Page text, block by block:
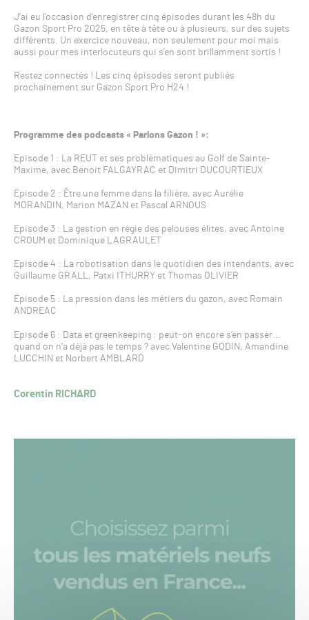
J’ai eu l’occasion d’enregistrer cinq épisodes durant les 48h du
Gazon Sport Pro 2025, en tête à tête ou à plusieurs, sur des sujets
différents. Un exercice nouveau, non seulement pour moi mais
aussi pour mes interlocuteurs qui s’en sont brillamment sortis !
Restez connectés ! Les cinq épisodes seront publiés
prochainement sur Gazon Sport Pro H24 !
Programme des podcasts « Parlons Gazon ! »:
Episode 1 : La REUT et ses problématiques au Golf de Sainte-
Maxime, avec Benoit FALGAYRAC et Dimitri DUCOURTIEUX
Episode 2 : Être une femme dans la filière, avec Aurélie
MORANDIN, Marion MAZAN et Pascal ARNOUS
Episode 3 : La gestion en régie des pelouses élites, avec Antoine
CROUM et Dominique LAGRAULET
Episode 4 : La robotisation dans le quotidien des intendants, avec
Guillaume GRALL, Patxi ITHURRY et Thomas OLIVIER
Episode 5 : La pression dans les métiers du gazon, avec Romain
ANDREAC
Episode 6 : Data et greenkeeping : peut-on encore s’en passer…
quand on n’a déjà pas le temps ? avec Valentine GODIN, Amandine
LUCCHIN et Norbert AMBLARD
Corentin RICHARD